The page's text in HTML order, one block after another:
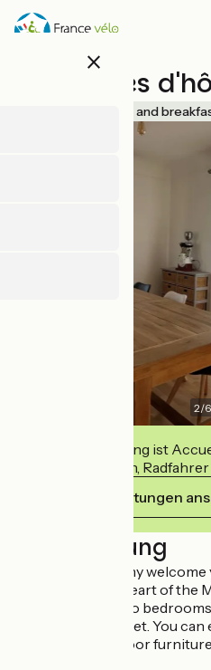
Direkt
zum
close
Chambres
Bed and
2/6
Diese Einrichtung ist
verpflichtet sich,
Ihre Verpflichtungen
Beschreibung
Isabelle and Jérémy
breakfast in the heart of the
The house has two
bathroom and toilet. You
garden with outdoor